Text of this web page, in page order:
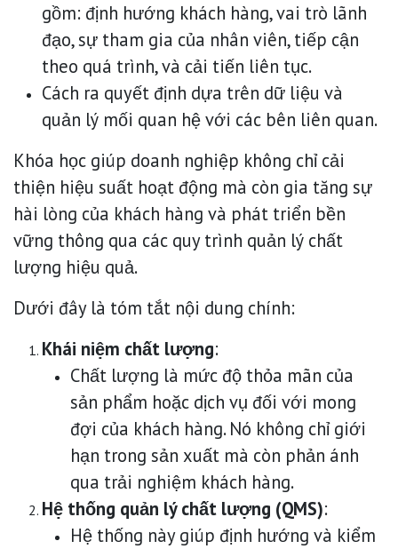
gồm: định hướng khách hàng, vai trò lãnh
đạo, sự tham gia của nhân viên, tiếp cận
theo quá trình, và cải tiến liên tục.
Cách ra quyết định dựa trên dữ liệu và
quản lý mối quan hệ với các bên liên quan.
Khóa học giúp doanh nghiệp không chỉ cải
thiện hiệu suất hoạt động mà còn gia tăng sự
hài lòng của khách hàng và phát triển bền
vững thông qua các quy trình quản lý chất
lượng hiệu quả.
Dưới đây là tóm tắt nội dung chính:
Khái niệm chất lượng:
Chất lượng là mức độ thỏa mãn của
sản phẩm hoặc dịch vụ đối với mong
đợi của khách hàng. Nó không chỉ giới
hạn trong sản xuất mà còn phản ánh
qua trải nghiệm khách hàng.
Hệ thống quản lý chất lượng (QMS):
Hệ thống này giúp định hướng và kiểm